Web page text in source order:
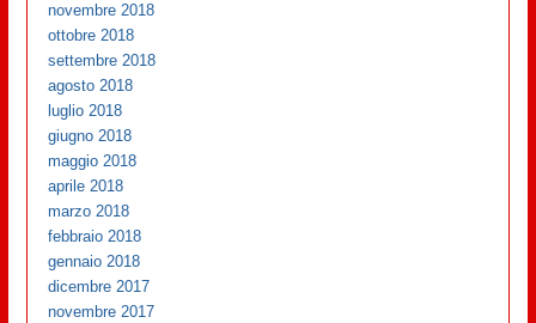
novembre 2018
ottobre 2018
settembre 2018
agosto 2018
luglio 2018
giugno 2018
maggio 2018
aprile 2018
marzo 2018
febbraio 2018
gennaio 2018
dicembre 2017
novembre 2017